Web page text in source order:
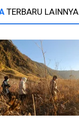
TERBARU LAINNYA